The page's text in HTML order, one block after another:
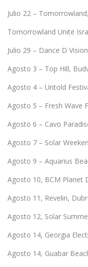
Julio 22 –
Tomorrowland Unite
Julio 29 – Dance D
Agosto 3 – Top Hill,
Agosto 4 – Untold
Agosto 5 – Fresh Wave
Agosto 6 – Cavo
Agosto 7 – Solar
Agosto 9 – Aquarius
Agosto 10, BCM Planet
Agosto 11, Revelin,
Agosto 12, Solar
Agosto 14, Georgia
Agosto 14, Guabar